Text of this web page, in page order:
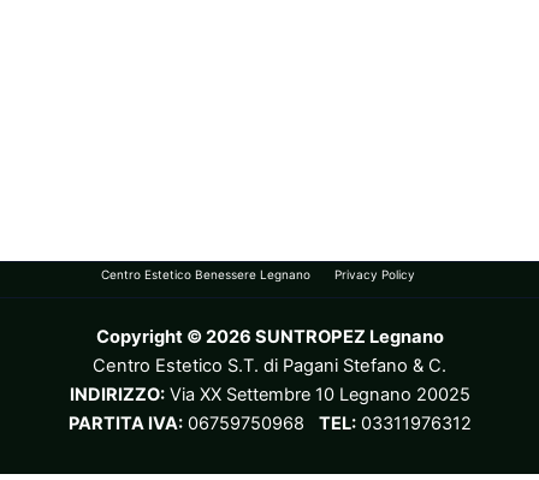
Centro Estetico Benessere Legnano Privacy Policy
Copyright © 2026 SUNTROPEZ Legnano
Centro Estetico S.T. di Pagani Stefano & C.
INDIRIZZO:Via XX Settembre 10 Legnano 20025
PARTITA IVA:06759750968 TEL:03311976312